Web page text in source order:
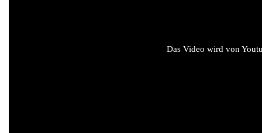
Das Video wird von